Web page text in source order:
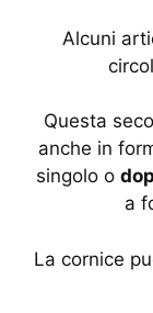
Alcuni
Questa
anche in
singolo o
a
La cornice